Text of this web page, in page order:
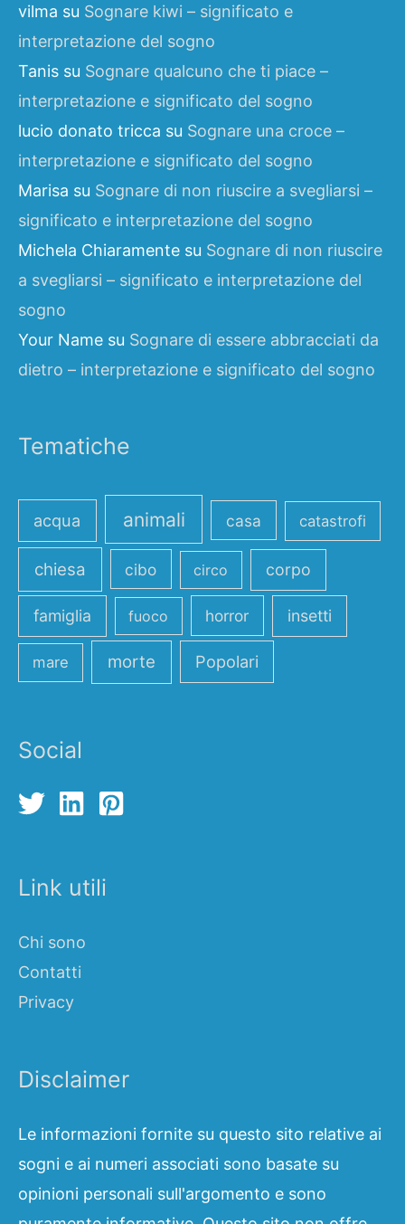
vilma su Sognare kiwi – significato e
interpretazione del sogno
Tanis su Sognare qualcuno che ti piace –
interpretazione e significato del sogno
lucio donato tricca su Sognare una croce –
interpretazione e significato del sogno
Marisa su Sognare di non riuscire a svegliarsi –
significato e interpretazione del sogno
Michela Chiaramente su Sognare di non riuscire
a svegliarsi – significato e interpretazione del
sogno
Your Name su Sognare di essere abbracciati da
dietro – interpretazione e significato del sogno
Tematiche
acqua animali casa catastrofi
chiesa cibo circo corpo
famiglia fuoco horror insetti
mare morte Popolari
Social
Link utili
Chi sono
Contatti
Privacy
Disclaimer
Le informazioni fornite su questo sito relative ai
sogni e ai numeri associati sono basate su
opinioni personali sull'argomento e sono